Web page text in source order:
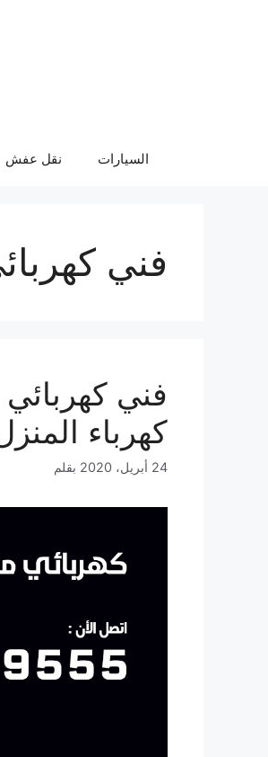
السيارات نقل عفش
فني
كهرباء
24 أبريل، 2020 بقلم